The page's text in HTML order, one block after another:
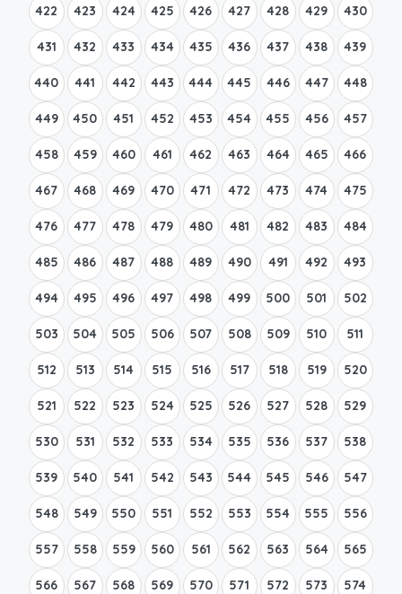
422 423 424 425 426 427 428 429 430
431 432 433 434 435 436 437 438 439
440 441 442 443 444 445 446 447 448
449 450 451 452 453 454 455 456 457
458 459 460 461 462 463 464 465 466
467 468 469 470 471 472 473 474 475
476 477 478 479 480 481 482 483 484
485 486 487 488 489 490 491 492 493
494 495 496 497 498 499 500 501 502
503 504 505 506 507 508 509 510 511
512 513 514 515 516 517 518 519 520
521 522 523 524 525 526 527 528 529
530 531 532 533 534 535 536 537 538
539 540 541 542 543 544 545 546 547
548 549 550 551 552 553 554 555 556
557 558 559 560 561 562 563 564 565
566 567 568 569 570 571 572 573 574